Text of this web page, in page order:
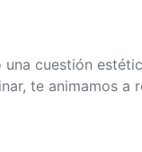
cuestión
te animamos